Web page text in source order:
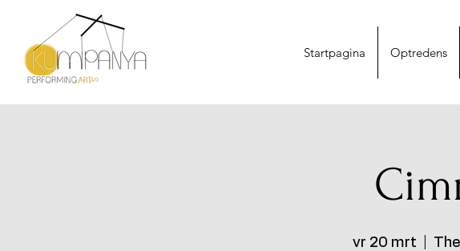
Startpagina Optredens
vr 20 mrt